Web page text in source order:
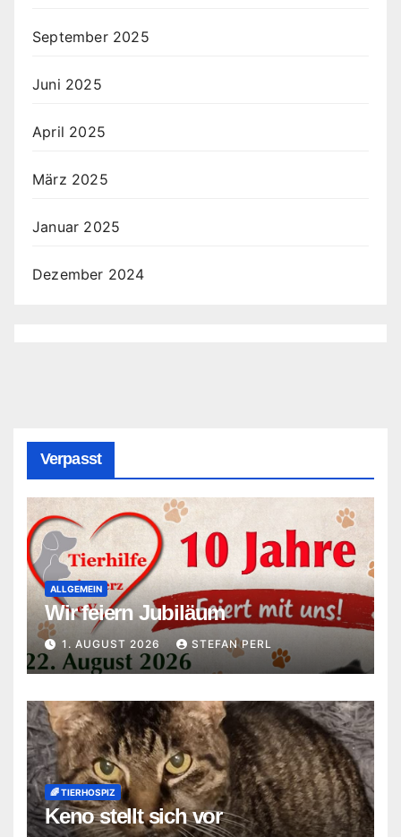
September 2025
Juni 2025
April 2025
März 2025
Januar 2025
Dezember 2024
Verpasst
ALLGEMEIN
Wir feiern Jubiläum
1. AUGUST 2026 STEFAN PERL
🌈 TIERHOSPIZ
Keno stellt sich vor